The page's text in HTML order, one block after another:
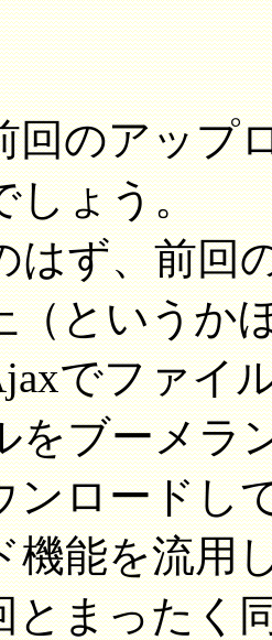
回のアッ
しょう。
はず、前回
（というか
でファイ
をブーメラ
ンロードし
機能を流用
とまったく